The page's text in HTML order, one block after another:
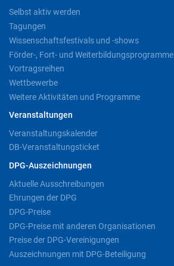
Selbst aktiv werden
Tagungen
Wissenschaftsfestivals und -shows
Förder-, Fort- und Weiterbildungsprogramme
Vortragsreihen
Wettbewerbe
Weitere Aktivitäten und Programme
Veranstaltungen
Veranstaltungskalender
DB-Veranstaltungsticket
DPG-Auszeichnungen
Aktuelle Ausschreibungen
Ehrungen der DPG
DPG-Preise
DPG-Preise mit anderen Organisationen
Preise der DPG-Vereinigungen
Auszeichnungen mit DPG-Beteiligung